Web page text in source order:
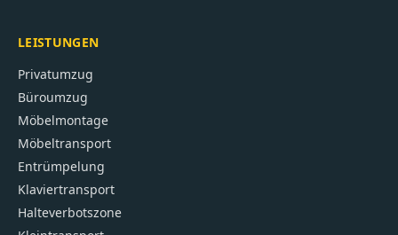
LEISTUNGEN
Privatumzug
Büroumzug
Möbelmontage
Möbeltransport
Entrümpelung
Klaviertransport
Halteverbotszone